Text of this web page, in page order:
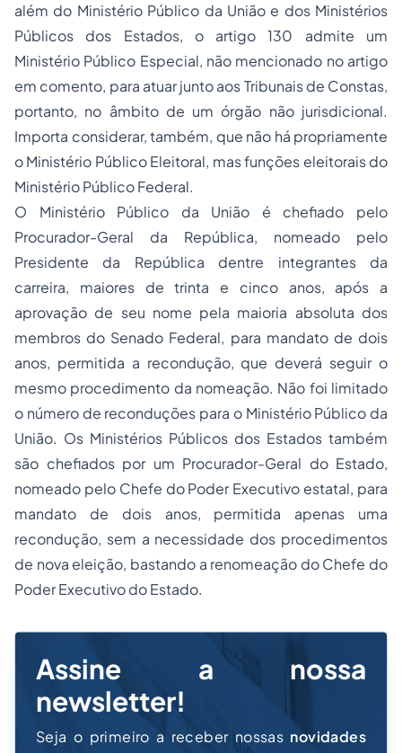
além do Ministério Público da União e dos Ministérios
Públicos dos Estados, o artigo 130 admite um
Ministério Público Especial, não mencionado no artigo
em comento, para atuar junto aos Tribunais de Constas,
portanto, no âmbito de um órgão não jurisdicional.
Importa considerar, também, que não há propriamente
o Ministério Público Eleitoral, mas funções eleitorais do
Ministério Público Federal.
O Ministério Público da União é chefiado pelo
Procurador-Geral da República, nomeado pelo
Presidente da República dentre integrantes da
carreira, maiores de trinta e cinco anos, após a
aprovação de seu nome pela maioria absoluta dos
membros do Senado Federal, para mandato de dois
anos, permitida a recondução, que deverá seguir o
mesmo procedimento da nomeação. Não foi limitado
o número de reconduções para o Ministério Público da
União. Os Ministérios Públicos dos Estados também
são chefiados por um Procurador-Geral do Estado,
nomeado pelo Chefe do Poder Executivo estatal, para
mandato de dois anos, permitida apenas uma
recondução, sem a necessidade dos procedimentos
de nova eleição, bastando a renomeação do Chefe do
Poder Executivo do Estado.
Assine a nossa
newsletter!
Seja o primeiro a receber nossas novidades